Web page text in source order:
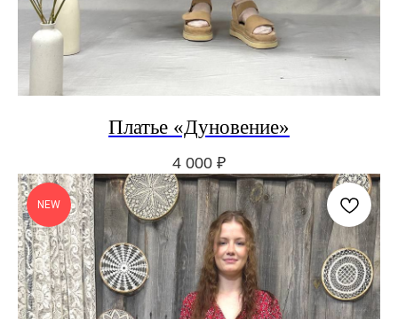
Платье «Дуновение»
4 000 ₽
NEW